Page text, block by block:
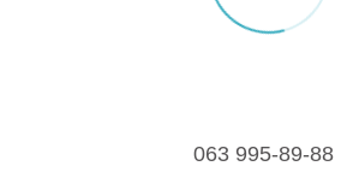
063 995-89-88